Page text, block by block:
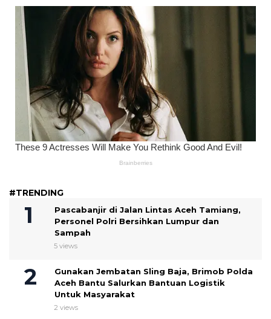
#TRENDING
Pascabanjir di Jalan Lintas Aceh Tamiang,
Personel Polri Bersihkan Lumpur dan
Sampah
5 views
Gunakan Jembatan Sling Baja, Brimob Polda
Aceh Bantu Salurkan Bantuan Logistik
Untuk Masyarakat
2 views